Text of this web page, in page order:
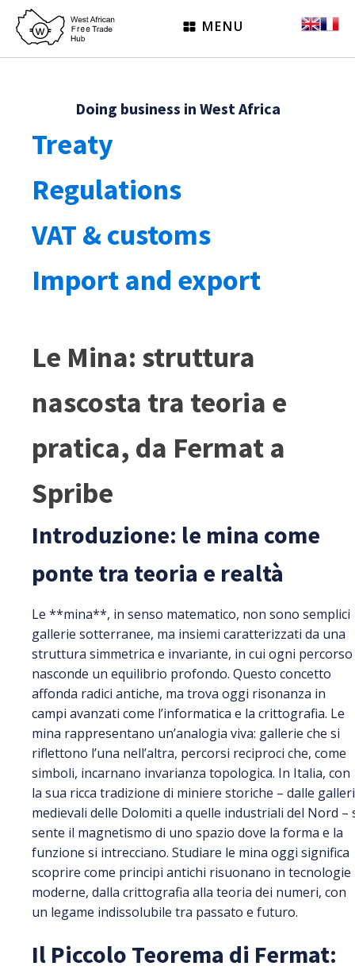
MENU
Doing business in West Africa
Treaty
Regulations
VAT & customs
Import and export
Le Mina: struttura
nascosta tra teoria e
pratica, da Fermat a
Spribe
Introduzione: le mina come
ponte tra teoria e realtà
Le **mina**, in senso matematico, non sono semplici
gallerie sotterranee, ma insiemi caratterizzati da una
struttura simmetrica e invariante, in cui ogni percorso
nasconde un equilibrio profondo. Questo concetto
affonda radici antiche, ma trova oggi risonanza in
campi avanzati come l’informatica e la crittografia. Le
mina rappresentano un’analogia viva: gallerie che si
riflettono l’una nell’altra, percorsi reciproci che, come
simboli, incarnano invarianza topologica. In Italia, con
la sua ricca tradizione di miniere storiche – dalle
medievali delle Dolomiti a quelle industriali del Nord –
sente il magnetismo di uno spazio dove la forma e la
funzione si intrecciano. Studiare le mina oggi significa
scoprire come principi antichi risuonano in tecnologie
moderne, dalla crittografia alla teoria dei numeri, con
un legame indissolubile tra passato e futuro.
Il Piccolo Teorema di Fermat: